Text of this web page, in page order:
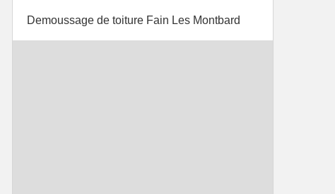
Demoussage de toiture Fain Les Montbard